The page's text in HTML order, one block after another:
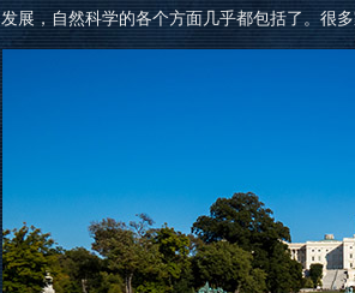
发展，自然科学的各个方面几乎都包括了。很